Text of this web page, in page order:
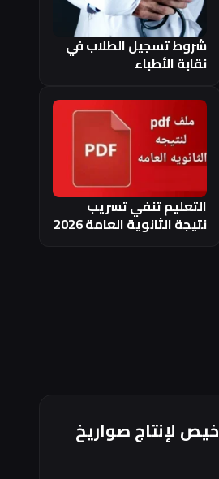
شروط تسجيل الطلاب في
نقابة الأطباء
التعليم تنفي تسريب
نتيجة الثانوية العامة 2026
لإنتاج صواريخ